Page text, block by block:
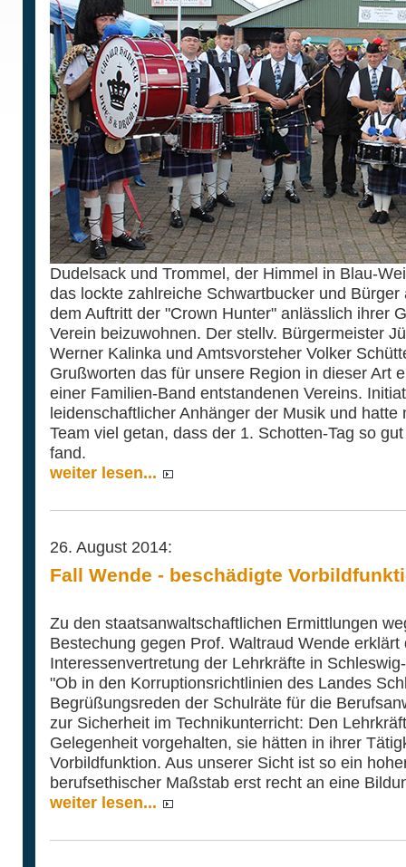
Dudelsack und Trommel, der Himmel in Blau-
das lockte zahlreiche Schwartbucker und
dem Auftritt der "Crown Hunter" anlässlich ihrer
Verein beizuwohnen. Der stellv. Bürgermeister
Werner Kalinka und Amtsvorsteher Volker
Grußworten das für unsere Region in dieser Art
einer Familien-Band entstandenen Vereins.
leidenschaftlicher Anhänger der Musik und
Team viel getan, dass der 1. Schotten-Tag so
fand.
weiter lesen...
26. August 2014:
Fall Wende - beschädigte
Zu den staatsanwaltschaftlichen Ermittlungen
Bestechung gegen Prof. Waltraud Wende
Interessenvertretung der Lehrkräfte in
"Ob in den Korruptionsrichtlinien des Landes
Begrüßungsreden der Schulräte für die
zur Sicherheit im Technikunterricht: Den
Gelegenheit vorgehalten, sie hätten in ihrer
Vorbildfunktion. Aus unserer Sicht ist so ein
berufsethischer Maßstab erst recht an eine
weiter lesen...